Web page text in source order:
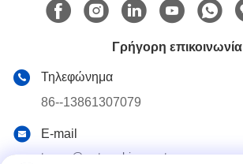
Γρήγορη επικοινωνία
Τηλεφώνημα
86--13861307079
E-mail
tomas@smtmachine-parts.com